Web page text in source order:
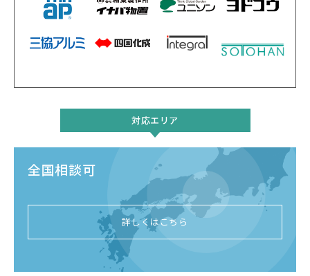
対応エリア
全国相談可
詳しくはこちら